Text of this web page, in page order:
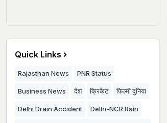
Quick Links
Rajasthan News PNR Status
Business News देश क्रिकेट फिल्मी दुनिया
Delhi Drain Accident Delhi-NCR Rain